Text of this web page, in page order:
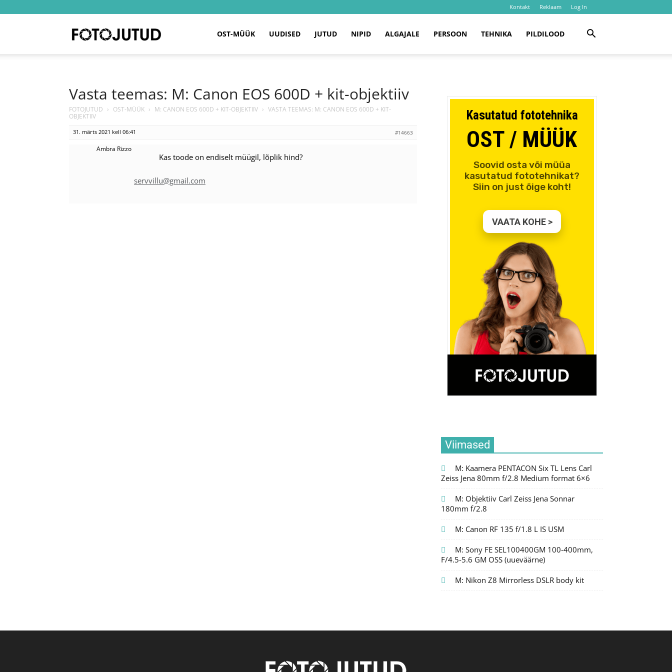
Kontakt Reklaam Log In
OST-MÜÜK UUDISED JUTUD NIPID ALGAJALE PERSOON TEHNIKA PILDILOOD
Vasta teemas: M: Canon EOS 600D + kit-objektiiv
FOTOJUTUD › OST-MÜÜK › M: CANON EOS 600D + KIT-OBJEKTIIV › VASTA TEEMAS: M: CANON EOS 600D + KIT-
OBJEKTIIV
31. märts 2021 kell 06:41 #14663
Ambra Rizzo
Kas toode on endiselt müügil, lõplik hind?
servvillu@gmail.com
Viimased
M: Kaamera PENTACON Six TL Lens Carl
Zeiss Jena 80mm f/2.8 Medium format 6×6
M: Objektiiv Carl Zeiss Jena Sonnar
180mm f/2.8
M: Canon RF 135 f/1.8 L IS USM
M: Sony FE SEL100400GM 100-400mm,
F/4.5-5.6 GM OSS (uueväärne)
M: Nikon Z8 Mirrorless DSLR body kit